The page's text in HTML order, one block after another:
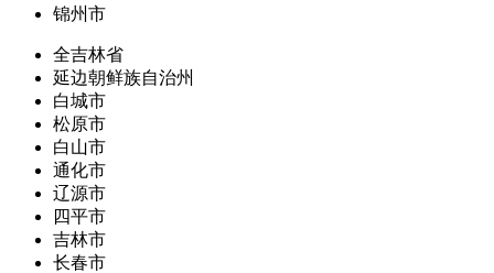
锦州市
全吉林省
延边朝鲜族自治州
白城市
松原市
白山市
通化市
辽源市
四平市
吉林市
长春市